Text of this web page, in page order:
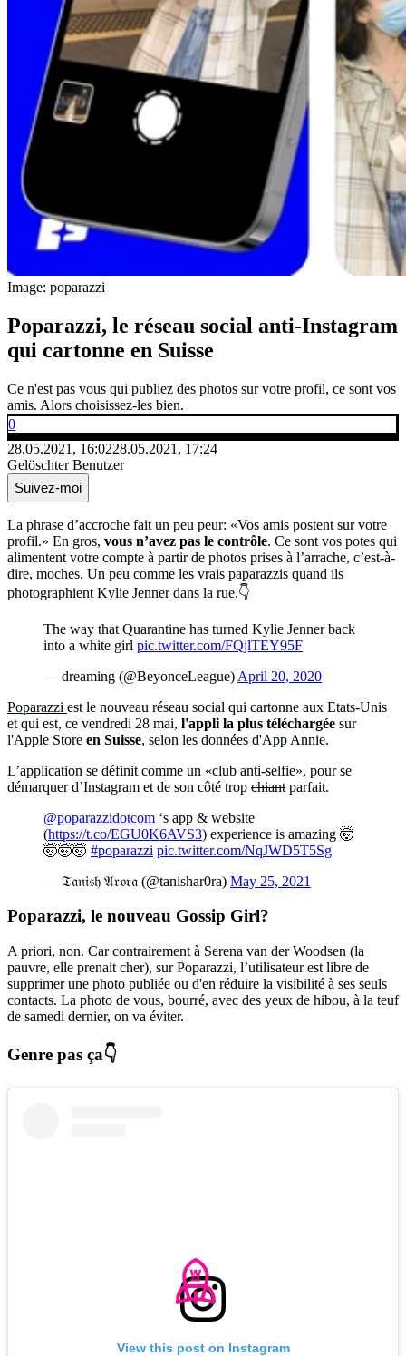
Image: poparazzi
Poparazzi, le réseau social anti-Instagram
qui cartonne en Suisse
Ce n'est pas vous qui publiez des photos sur votre profil, ce sont vos
amis. Alors choisissez-les bien.
0
28.05.2021, 16:0228.05.2021, 17:24
Gelöschter Benutzer
Suivez-moi
La phrase d’accroche fait un peu peur: «Vos amis postent sur votre
profil.» En gros, vous n’avez pas le contrôle. Ce sont vos potes qui
alimentent votre compte à partir de photos prises à l’arrache, c’est-à-
dire, moches. Un peu comme les vrais paparazzis quand ils
photographient Kylie Jenner dans la rue.👇
The way that Quarantine has turned Kylie Jenner back
into a white girl pic.twitter.com/FQjlTEY95F
— dreaming (@BeyonceLeague) April 20, 2020
Poparazzi est le nouveau réseau social qui cartonne aux Etats-Unis
et qui est, ce vendredi 28 mai, l'appli la plus téléchargée sur
l'Apple Store en Suisse, selon les données d'App Annie.
L’application se définit comme un «club anti-selfie», pour se
démarquer d’Instagram et de son côté trop chiant parfait.
@poparazzidotcom ‘s app & website
(https://t.co/EGU0K6AVS3) experience is amazing 🤯
🤯🤯🤯 #poparazzi pic.twitter.com/NqJWD5T5Sg
— 𝔗𝔞𝔫𝔦𝔰𝔥 𝔄𝔯𝔬𝔯𝔞 (@tanishar0ra) May 25, 2021
Poparazzi, le nouveau Gossip Girl?
A priori, non. Car contrairement à Serena van der Woodsen (la
pauvre, elle prenait cher), sur Poparazzi, l’utilisateur est libre de
supprimer une photo publiée ou d'en réduire la visibilité à ses seuls
contacts. La photo de vous, bourré, avec des yeux de hibou, à la teuf
de samedi dernier, on va éviter.
Genre pas ça👇
View this post on Instagram